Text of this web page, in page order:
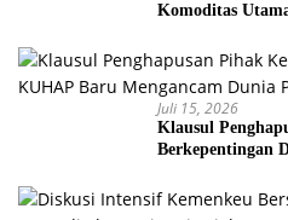
Komoditas
Juli 15, 2026
Klausul
Berkepentingan